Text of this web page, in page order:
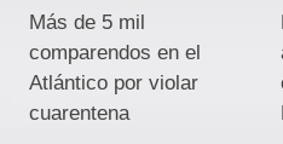
Más de 5 mil
comparendos en el
Atlántico por violar
cuarentena